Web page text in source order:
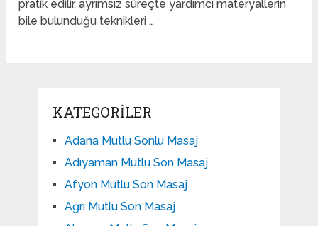
pratik edilir. ayrımsız süreçte yardımcı materyallerin
bile bulunduğu teknikleri …
KATEGORILER
Adana Mutlu Sonlu Masaj
Adıyaman Mutlu Son Masaj
Afyon Mutlu Son Masaj
Ağrı Mutlu Son Masaj